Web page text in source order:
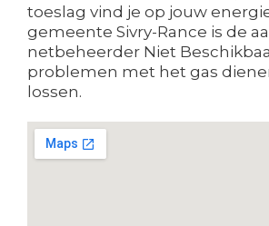
toeslag vind je op jouw
gemeente Sivry-Rance is de
netbeheerder Niet
problemen met het gas
lossen.